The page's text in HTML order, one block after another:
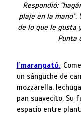
Respondió:
plaje en la mano”.
de lo que le gusta
Punta
I’marangatú.
un sánguche de
mozzarella,
pan suavecito. Su
espacio entre